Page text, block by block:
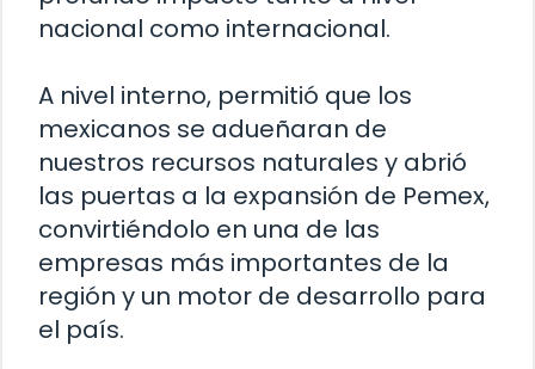
nacional como internacional.
A nivel interno, permitió que los
mexicanos se adueñaran de
nuestros recursos naturales y abrió
las puertas a la expansión de Pemex,
convirtiéndolo en una de las
empresas más importantes de la
región y un motor de desarrollo para
el país.